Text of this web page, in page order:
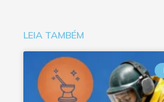
LEIA TAMBÉM